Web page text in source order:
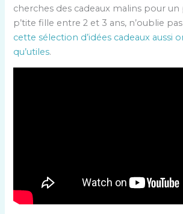
cherches des cadeaux malins pour un
p’tite fille entre 2 et 3 ans, n’oublie
cette sélection d’idées cadeaux aussi
qu’utiles.